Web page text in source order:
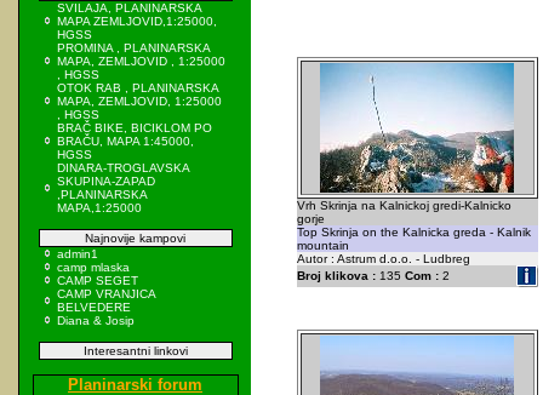
SVILAJA, PLANINARSKA
MAPA ZEMLJOVID,1:25000,
HGSS
PROMINA , PLANINARSKA
MAPA, ZEMLJOVID , 1:25000
, HGSS
OTOK RAB , PLANINARSKA
MAPA, ZEMLJOVID, 1:25000
, HGSS
BRAČ BIKE, BICIKLOM PO
BRAČU, MAPA 1:45000,
HGSS
DINARA-TROGLAVSKA
SKUPINA-ZAPAD
,PLANINARSKA
MAPA,1:25000
Najnovije kampovi
admin1
camp mlaska
CAMP SEGET
CAMP VRANJICA
BELVEDERE
Diana & Josip
Interesantni linkovi
Planinarski forum
Vrh Skrinja na Kalnickoj gredi-Kalnicko
gorje
Top Skrinja on the Kalnicka greda - Kalnik
mountain
Autor : Astrum d.o.o. - Ludbreg
Broj klikova :135 Com :2